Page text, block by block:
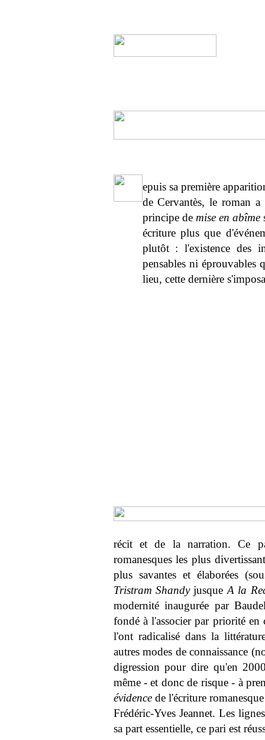
epuis sa première
de Cervantès, le roman
principe de mise en abîme
écriture plus que
plutôt : l'existence des
pensables ni éprouvables
lieu, cette dernière
récit et de la narration. Ce
romanesques les plus
plus savantes et élaborées
Tristram Shandyjusque A la
modernité inaugurée par
fondé à l'associer par priorité
l'ont radicalisé dans la
autres modes de connaissance
digression pour dire qu'en
même - et donc de risque - à
évidencede l'écriture
Frédéric-Yves Jeannet. Les
sa part essentielle, ce pari est